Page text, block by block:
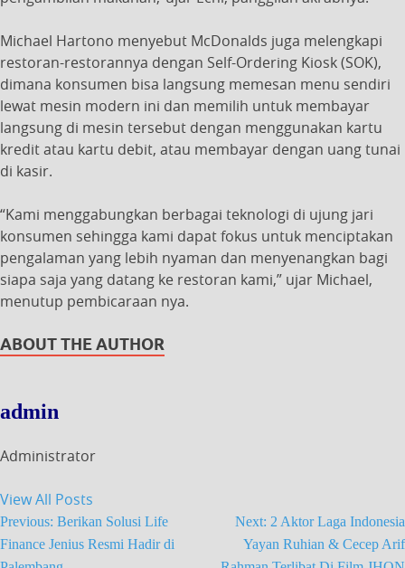
Michael Hartono menyebut McDonalds juga melengkapi
restoran-restorannya dengan Self-Ordering Kiosk (SOK),
dimana konsumen bisa langsung memesan menu sendiri
lewat mesin modern ini dan memilih untuk membayar
langsung di mesin tersebut dengan menggunakan kartu
kredit atau kartu debit, atau membayar dengan uang tunai
di kasir.
“Kami menggabungkan berbagai teknologi di ujung jari
konsumen sehingga kami dapat fokus untuk menciptakan
pengalaman yang lebih nyaman dan menyenangkan bagi
siapa saja yang datang ke restoran kami,” ujar Michael,
menutup pembicaraan nya.
ABOUT THE AUTHOR
admin
Administrator
View All Posts
Previous: Berikan Solusi Life
Finance Jenius Resmi Hadir di
Next: 2 Aktor Laga Indonesia
Yayan Ruhian & Cecep Arif